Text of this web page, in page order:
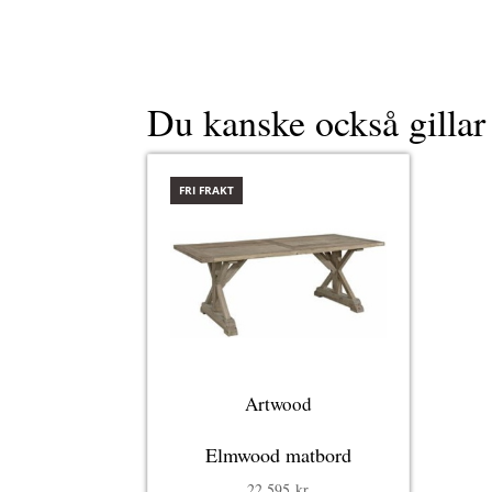
Du kanske också
FRI FRAKT
Artwood
Elmwood matbord